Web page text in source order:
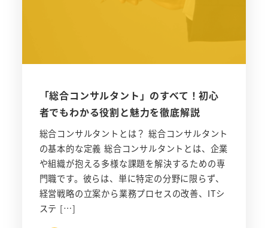
「総合コンサルタント」のすべて！初心
者でもわかる役割と魅力を徹底解説
総合コンサルタントとは？ 総合コンサルタント
の基本的な定義 総合コンサルタントとは、企業
や組織が抱える多様な課題を解決するための専
門職です。彼らは、単に特定の分野に限らず、
経営戦略の立案から業務プロセスの改善、ITシ
ステ […]